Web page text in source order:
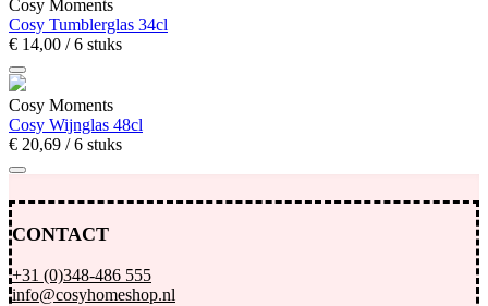
Cosy Moments
Cosy Tumblerglas 34cl
€ 14,00 / 6 stuks
Cosy Moments
Cosy Wijnglas 48cl
€ 20,69 / 6 stuks
CONTACT
+31 (0)348-486 555
info@cosyhomeshop.nl